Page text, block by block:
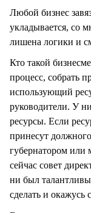
Любой бизнес
укладывается, со
лишена логики и
Кто такой
процесс, собрать
использующий
руководители. У
ресурсы. Если
принесут
губернатором или
сейчас совет
ни был
сделать и окажусь